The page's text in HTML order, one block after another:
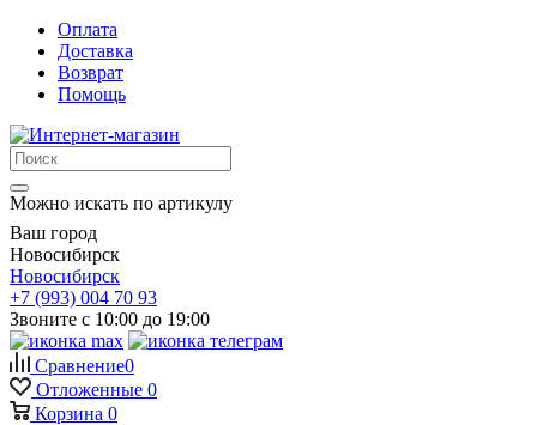
Оплата
Доставка
Возврат
Помощь
Можно искать по артикулу
Ваш город
Новосибирск
Новосибирск
+7 (993) 004 70 93
Звоните с 10:00 до 19:00
Сравнение0
Отложенные 0
Корзина 0